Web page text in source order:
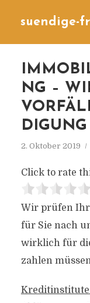
suendige-
NG –
2. Oktober 2019
Click to rate
Wir prüfen
für Sie nach
wirklich für
zahlen
Kreditinstitute